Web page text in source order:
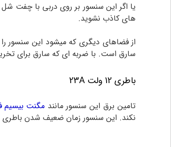
یا اگر این سنسور بر روی دربی با چفت
های کاذب نشوید.
از فضاهای دیگری که میشود این سنسور را
سارق است. با ضربه ای که سارق برای
باطری 12 ولت 23A
تامین برق این سنسور مانند مگنت بیسیم
نکند. این سنسور زمان ضعیف شدن باطری و